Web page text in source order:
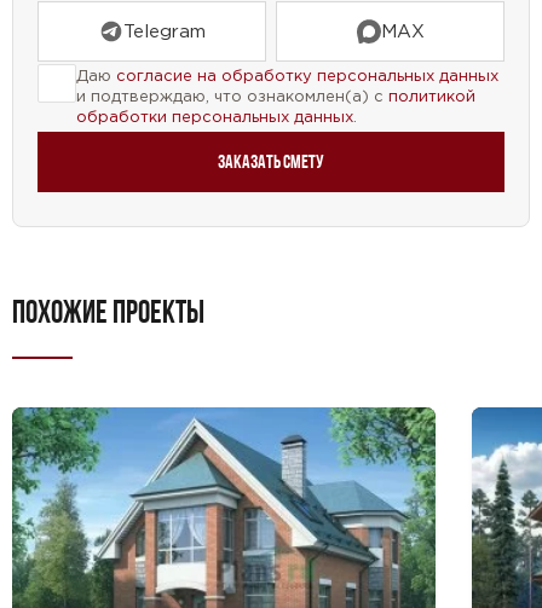
Telegram MAX
Даю согласие на обработку персональных данных
и подтверждаю, что ознакомлен(а) с политикой
обработки персональных данных
Заказать смету
ПОХОЖИЕ ПРОЕКТЫ